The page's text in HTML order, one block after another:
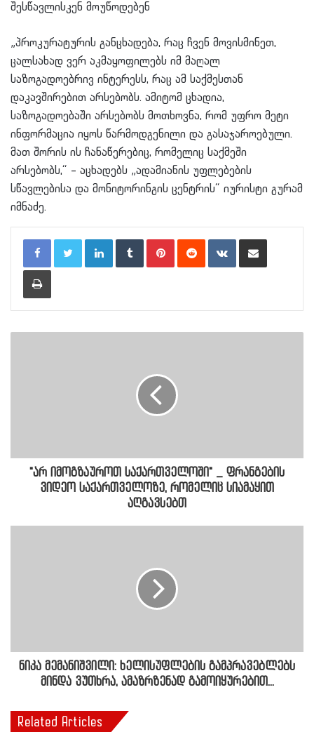
შესწავლისკენ მოუწოდებენ
„პროკურატურის განცხადება, რაც ჩვენ მოვისმინეთ,
ცალსახად ვერ აკმაყოფილებს იმ მაღალ
საზოგადოებრივ ინტერესს, რაც ამ საქმესთან
დაკავშირებით არსებობს. ამიტომ ცხადია,
საზოგადოებაში არსებობს მოთხოვნა, რომ უფრო მეტი
ინფორმაცია იყოს წარმოდგენილი და გასაჯაროებული.
მათ შორის ის ჩანაწერებიც, რომელიც საქმეში
არსებობს,“ – აცხადებს „ადამიანის უფლებების
სწავლებისა და მონიტორინგის ცენტრის“ იურისტი გურამ
იმნაძე.
LinkedInTumblr PinterestReddit VKontakteShare via Email
Print
"არ იმოგზაუროთ საქართველოში" _ ფრანგების
ვიდეო საქართველოზე, რომელიც სიამაყით
აღგავსებთ
ნიკა მემანიშვილი: ხელისუფლების გამპრავებლებს
მინდა ვუთხრა, ამაზრზენად გამოიყურებით...
Related Articles